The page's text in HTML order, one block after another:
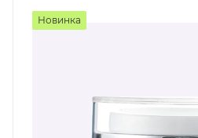
Новинка